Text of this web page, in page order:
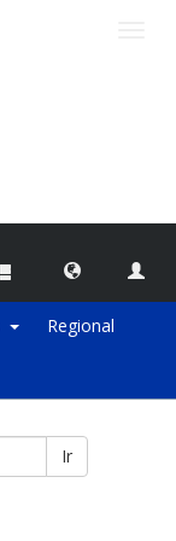
Regional
Ir